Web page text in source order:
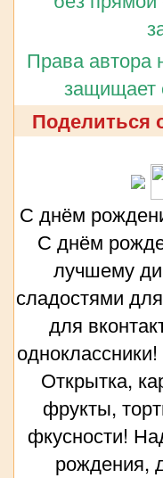
Права автора
защищает
Поделиться
С днём
С днём
лучшему
сладостями
для
Открытка,
фрукты,
фкусности!
рождения,